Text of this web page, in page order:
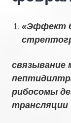
«Эффект
связывание
рибосомы
трансляции